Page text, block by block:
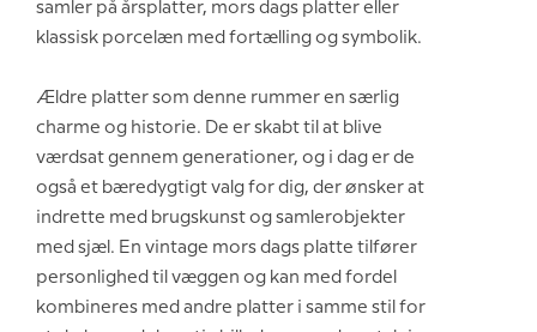
samler på årsplatter, mors dags platter eller
klassisk porcelæn med fortælling og symbolik.
Ældre platter som denne rummer en særlig
charme og historie. De er skabt til at blive
værdsat gennem generationer, og i dag er de
også et bæredygtigt valg for dig, der ønsker at
indrette med brugskunst og samlerobjekter
med sjæl. En vintage mors dags platte tilfører
personlighed til væggen og kan med fordel
kombineres med andre platter i samme stil for